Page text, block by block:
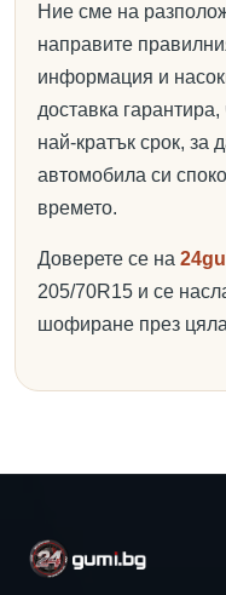
Ние сме на
направите
информация и
доставка
най-кратък срок,
автомобила си
времето.
Доверете се на
205/70R15 и се
шофиране през